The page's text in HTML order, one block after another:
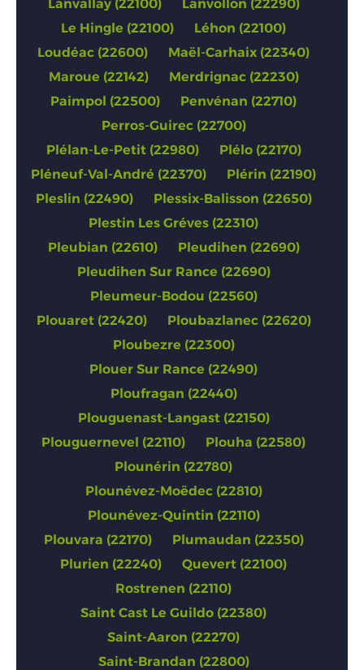
Lanvallay (22100)
Lanvollon (22290)
Le Hingle (22100)
Léhon (22100)
Loudéac (22600)
Maël-Carhaix (22340)
Maroue (22142)
Merdrignac (22230)
Paimpol (22500)
Penvénan (22710)
Perros-Guirec (22700)
Plélan-Le-Petit (22980)
Plélo (22170)
Pléneuf-Val-André (22370)
Plérin (22190)
Pleslin (22490)
Plessix-Balisson (22650)
Plestin Les Gréves (22310)
Pleubian (22610)
Pleudihen (22690)
Pleudihen Sur Rance (22690)
Pleumeur-Bodou (22560)
Plouaret (22420)
Ploubazlanec (22620)
Ploubezre (22300)
Plouer Sur Rance (22490)
Ploufragan (22440)
Plouguenast-Langast (22150)
Plouguernevel (22110)
Plouha (22580)
Plounérin (22780)
Plounévez-Moëdec (22810)
Plounévez-Quintin (22110)
Plouvara (22170)
Plumaudan (22350)
Plurien (22240)
Quevert (22100)
Rostrenen (22110)
Saint Cast Le Guildo (22380)
Saint-Aaron (22270)
Saint-Brandan (22800)